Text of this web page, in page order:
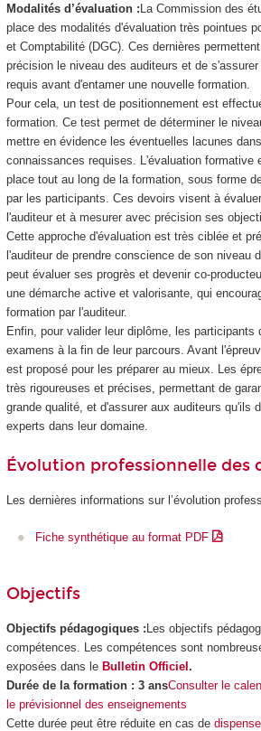
Modalités d’évaluation : La Commission des
place des modalités d'évaluation très pointues
et Comptabilité (DGC). Ces dernières
précision le niveau des auditeurs et de
requis avant d'entamer une nouvelle formation.
Pour cela, un test de positionnement est
formation. Ce test permet de déterminer le
mettre en évidence les éventuelles lacunes
connaissances requises. L'évaluation formative
place tout au long de la formation, sous forme
par les participants. Ces devoirs visent à
l'auditeur et à mesurer avec précision ses
Cette approche d'évaluation est très ciblée et
l'auditeur de prendre conscience de son niveau
peut évaluer ses progrès et devenir co-
une démarche active et valorisante, qui
formation par l'auditeur.
Enfin, pour valider leur diplôme, les participants
examens à la fin de leur parcours. Avant
est proposé pour les préparer au mieux. Les
très rigoureuses et précises, permettant de
grande qualité, et d'assurer aux auditeurs qu'ils
experts dans leur domaine.
Évolution professionnelle des
Les dernières informations sur l’évolution
Fiche synthétique au format PDF
Objectifs
Objectifs pédagogiques : Les objectifs
compétences. Les compétences sont
exposées dans le Bulletin Officiel .
Durée de la formation : 3 ansConsulter le
le prévisionnel des enseignements
Cette durée peut être réduite en cas de